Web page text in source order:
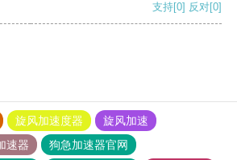
支持[0] 反对[0]
旋风加速度器
旋风加速
速器
狗急加速器官网